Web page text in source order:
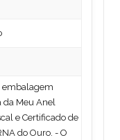
embalagem
da Meu Anel
e Certificado de
do Ouro. - O